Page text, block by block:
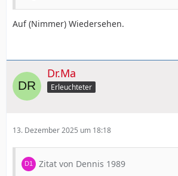
Auf (Nimmer) Wiedersehen.
Dr.Ma
Erleuchteter
13. Dezember 2025 um 18:18
Zitat von Dennis 1989